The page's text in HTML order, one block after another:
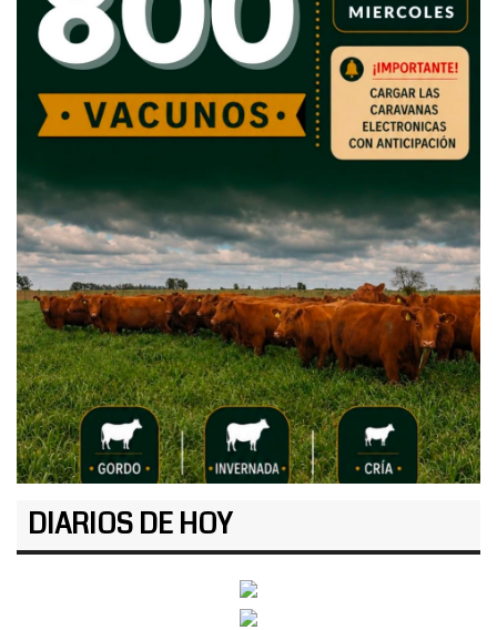
DIARIOS DE HOY